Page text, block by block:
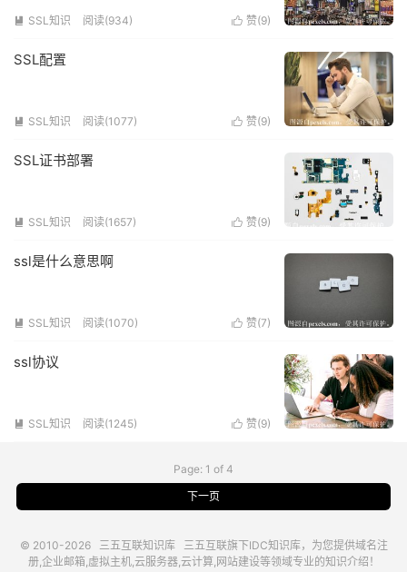
 SSL知识 阅读(934)  赞(9)
SSL配置
 SSL知识 阅读(1077)  赞(9)
SSL证书部署
 SSL知识 阅读(1657)  赞(9)
ssl是什么意思啊
 SSL知识 阅读(1070)  赞(7)
ssl协议
 SSL知识 阅读(1245)  赞(9)
Page: 1 of 4
下一页
© 2010-2026 三五互联知识库 三五互联旗下IDC知识库，为您提供域名注
册,企业邮箱,虚拟主机,云服务器,云计算,网站建设等领域专业的知识介绍！